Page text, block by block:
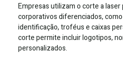
Empresas utilizam o corte a
corporativos diferenciados,
identificação, troféus e caixas
corte permite incluir logotipos,
personalizados.